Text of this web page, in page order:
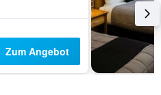
Zum Angebot